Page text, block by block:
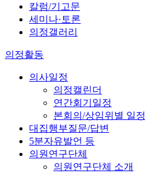
칼럼/기고문
세미나·토론
의정갤러리
의정활동
의사일정
의정캘린더
연간회기일정
본회의/상임위별 일정
대집행부질문/답변
5분자유발언 등
의원연구단체
의원연구단체 소개